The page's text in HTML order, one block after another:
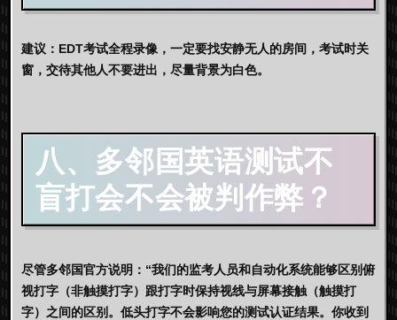
建议：EDT考试全程录像，一定要找安静无人的房间，考试时关
窗，交待其他人不要进出，尽量背景为白色。
八、多邻国英语测试不
盲打会不会被判作弊？
尽管多邻国官方说明：“我们的监考人员和自动化系统能够区别俯
视打字（非触摸打字）跟打字时保持视线与屏幕接触（触摸打
字）之间的区别。低头打字不会影响您的测试认证结果。你收到